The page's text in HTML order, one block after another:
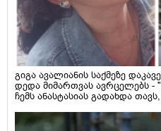
გიგა ავალიანის საქმეზე
დედა მიმართვას ავრცელებს -
ჩემს ანასტასიას გადახდა